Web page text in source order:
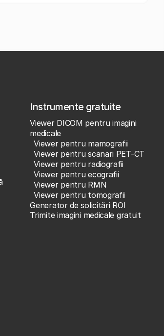
Instrumente gratuite
Viewer DICOM pentru imagini
medicale
Viewer pentru mamografii
Viewer pentru scanari PET-CT
Viewer pentru radiografii
Viewer pentru ecografii
Viewer pentru RMN
Viewer pentru tomografii
Generator de solicitări ROI
Trimite imagini medicale gratuit